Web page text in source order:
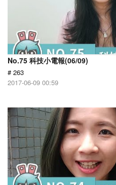
No.75 科技小電報(06/09)
# 263
2017-06-09 00:59